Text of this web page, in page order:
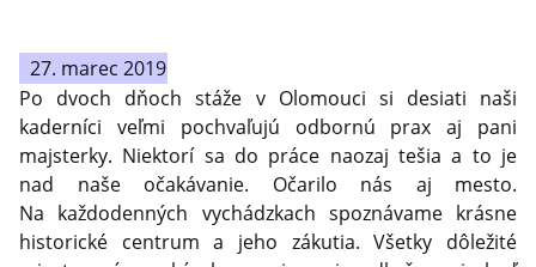
27. marec 2019
Po dvoch dňoch stáže v Olomouci si desiati naši
kaderníci veľmi pochvaľujú odbornú prax aj pani
majsterky. Niektorí sa do práce naozaj tešia a to je
nad naše očakávanie. Očarilo nás aj mesto.
Na každodenných vychádzkach spoznávame krásne
historické centrum a jeho zákutia. Všetky dôležité